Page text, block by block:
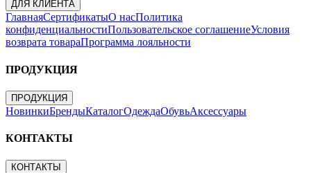
ДЛЯ КЛИЕНТА
ГлавнаяСертификатыО насПолитика
конфиденциальностиПользовательское соглашениеУсловия
возврата товараПрограмма лояльности
ПРОДУКЦИЯ
ПРОДУКЦИЯ
НовинкиБрендыКаталогОдеждаОбувьАксессуары
КОНТАКТЫ
КОНТАКТЫ